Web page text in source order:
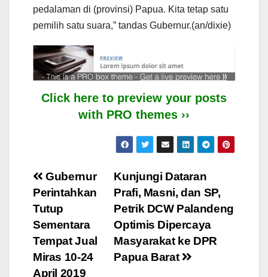
pedalaman di (provinsi) Papua. Kita tetap satu
pemilih satu suara,” tandas Gubernur.(an/dixie)
Click here to preview your posts
with PRO themes ››
Post
navigation
Kunjungi Dataran
Prafi, Masni, dan SP,
Petrik DCW Palandeng
Optimis Dipercaya
Masyarakat ke DPR
Papua Barat
Gubernur
Perintahkan
Tutup
Sementara
Tempat Jual
Miras 10-24
April 2019